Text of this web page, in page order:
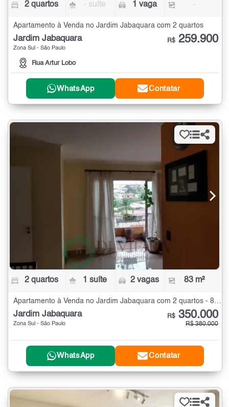
2 quartos - suíte 1 vaga -
Apartamento à Venda no Jardim Jabaquara com 2 quartos
Jardim Jabaquara
Zona Sul - São Paulo
Rua Artur Lobo
R$ 259.900
WhatsApp Contatar
2 quartos 1 suíte 2 vagas 83 m²
Apartamento à Venda no Jardim Jabaquara com 2 quartos - 83 m²
Jardim Jabaquara
Zona Sul - São Paulo
R$ 350.000
R$ 380.000
WhatsApp Contatar